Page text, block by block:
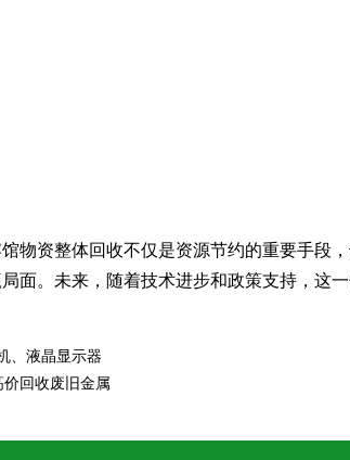
物资整体回收不仅是资源节约的重要手段
面。未来，随着技术进步和政策支持，这
、液晶显示器
价回收废旧金属